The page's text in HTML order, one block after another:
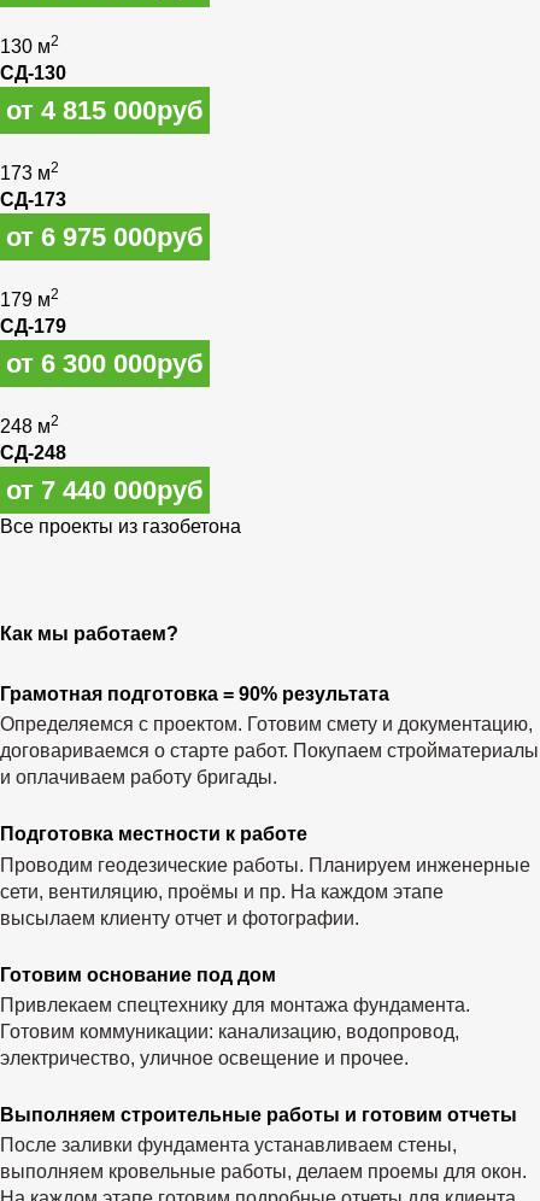
130 м2
СД-130
от 4 815 000руб
173 м2
СД-173
от 6 975 000руб
179 м2
СД-179
от 6 300 000руб
248 м2
СД-248
от 7 440 000руб
Все проекты из газобетона
Как мы работаем?
Грамотная подготовка = 90% результата
Определяемся с проектом. Готовим смету и документацию,
договариваемся о старте работ. Покупаем стройматериалы
и оплачиваем работу бригады.
Подготовка местности к работе
Проводим геодезические работы. Планируем инженерные
сети, вентиляцию, проёмы и пр. На каждом этапе
высылаем клиенту отчет и фотографии.
Готовим основание под дом
Привлекаем спецтехнику для монтажа фундамента.
Готовим коммуникации: канализацию, водопровод,
электричество, уличное освещение и прочее.
Выполняем строительные работы и готовим отчеты
После заливки фундамента устанавливаем стены,
выполняем кровельные работы, делаем проемы для окон.